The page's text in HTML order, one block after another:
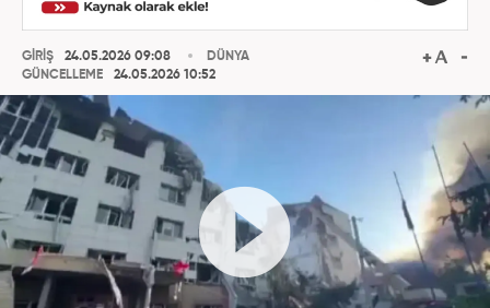
GİRİŞ
24.05.2026 09:08
GÜNCELLEME
24.05.2026 10:52
DÜNYA